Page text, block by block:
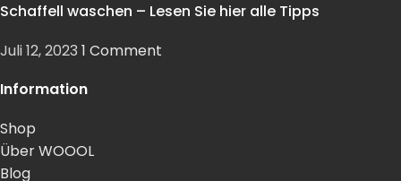
Schaffell waschen – Lesen Sie hier alle Tipps
Juli 12, 2023 1 Comment
Information
Shop
Über WOOOL
Blog